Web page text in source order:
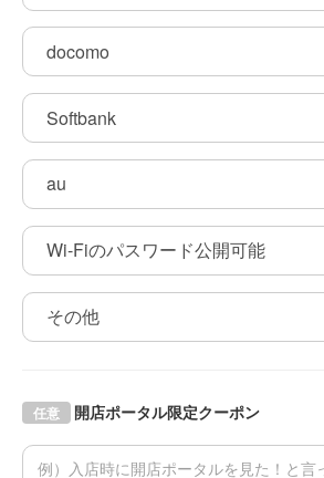
docomo
Softbank
au
Wi-Fiのパスワード公開可能
その他
開店ポータル限定クーポン
任意